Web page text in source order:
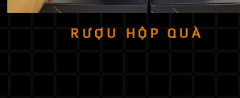
RƯỢU HỘP QUÀ